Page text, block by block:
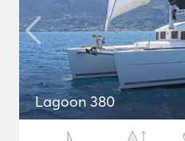
Lagoon 380